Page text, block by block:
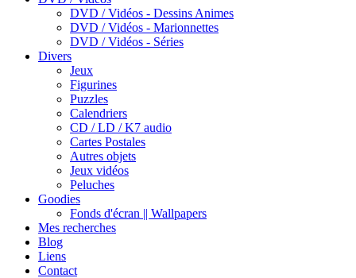
DVD / Vidéos - Dessins Animes
DVD / Vidéos - Marionnettes
DVD / Vidéos - Séries
Divers
Jeux
Figurines
Puzzles
Calendriers
CD / LD / K7 audio
Cartes Postales
Autres objets
Jeux vidéos
Peluches
Goodies
Fonds d'écran || Wallpapers
Mes recherches
Blog
Liens
Contact